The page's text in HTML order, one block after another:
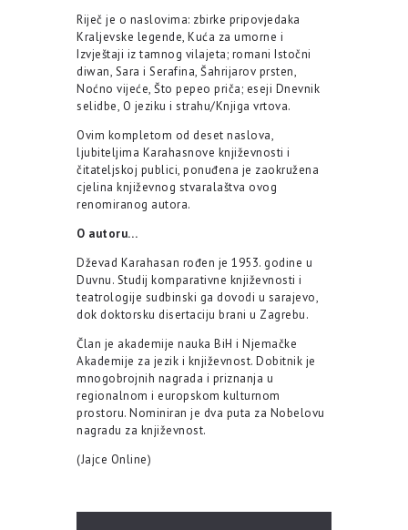
Riječ je o naslovima: zbirke pripovjedaka
Kraljevske legende, Kuća za umorne i
Izvještaji iz tamnog vilajeta; romani Istočni
diwan, Sara i Serafina, Šahrijarov prsten,
Noćno vijeće, Što pepeo priča; eseji Dnevnik
selidbe, O jeziku i strahu/Knjiga vrtova.
Ovim kompletom od deset naslova,
ljubiteljima Karahasnove književnosti i
čitateljskoj publici, ponuđena je zaokružena
cjelina književnog stvaralaštva ovog
renomiranog autora.
O autoru…
Dževad Karahasan rođen je 1953. godine u
Duvnu. Studij komparativne književnosti i
teatrologije sudbinski ga dovodi u sarajevo,
dok doktorsku disertaciju brani u Zagrebu.
Član je akademije nauka BiH i Njemačke
Akademije za jezik i književnost. Dobitnik je
mnogobrojnih nagrada i priznanja u
regionalnom i europskom kulturnom
prostoru. Nominiran je dva puta za Nobelovu
nagradu za književnost.
(Jajce Online)